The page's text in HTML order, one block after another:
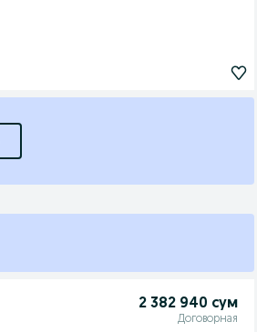
2 382 940 сум
Договорная